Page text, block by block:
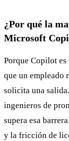
¿Por qué la
Microsoft
Porque Copilot es
que un empleado
solicita una
ingenieros de
supera esa
y la fricción de